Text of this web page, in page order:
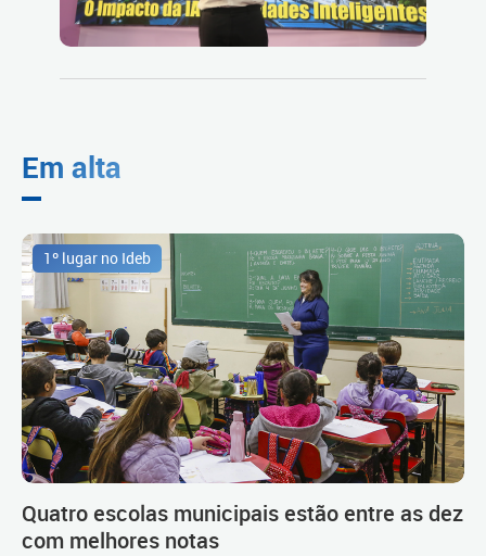
Em alta
1º lugar no Ideb
Quatro escolas municipais estão entre as dez
com melhores notas